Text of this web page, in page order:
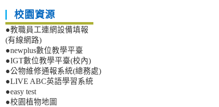
校園資源
●教職員工連網設備填報
(有線網路)
●newplus數位教學平臺
●IGT數位教學平臺(校內)
●公物維修通報系統(總務處)
●LIVE ABC英語學習系統
●easy test
●校園植物地圖